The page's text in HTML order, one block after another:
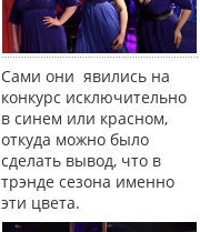
Сами они явились на
конкурс исключительно
в синем или красном,
откуда можно было
сделать вывод, что в
трэнде сезона именно
эти цвета.